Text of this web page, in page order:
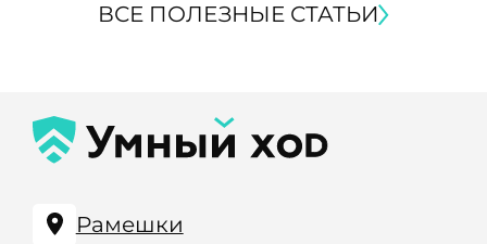
ВСЕ ПОЛЕЗНЫЕ СТАТЬИ
Рамешки